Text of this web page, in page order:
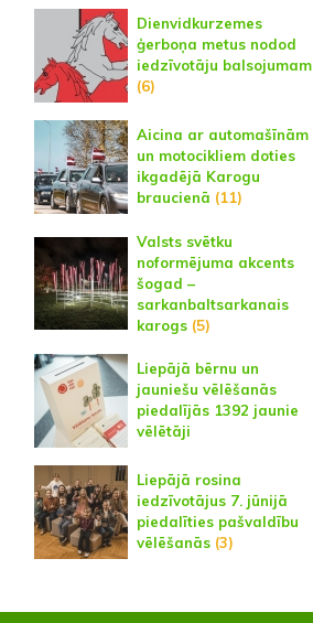
Dienvidkurzemes
ģerboņa metus nodod
iedzīvotāju balsojumam
(6)
Aicina ar automašīnām
un motocikliem doties
ikgadējā Karogu
braucienā (11)
Valsts svētku
noformējuma akcents
šogad –
sarkanbaltsarkanais
karogs(5)
Liepājā bērnu un
jauniešu vēlēšanās
piedalījās 1392 jaunie
vēlētāji
Liepājā rosina
iedzīvotājus 7. jūnijā
piedalīties pašvaldību
vēlēšanās(3)